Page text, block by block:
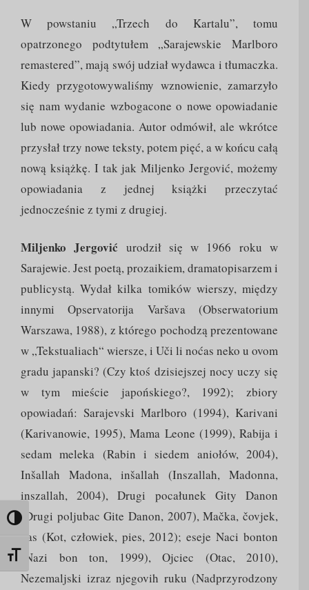
Toggle High Contrast
Toggle Font size
W powstaniu „Trzech do Kartalu”, tomu
opatrzonego podtytułem „Sarajewskie Marlboro
remastered”, mają swój udział wydawca i tłumaczka.
Kiedy przygotowywaliśmy wznowienie, zamarzyło
się nam wydanie wzbogacone o nowe opowiadanie
lub nowe opowiadania. Autor odmówił, ale wkrótce
przysłał trzy nowe teksty, potem pięć, a w końcu całą
nową książkę. I tak jak Miljenko Jergović, możemy
opowiadania z jednej książki przeczytać
jednocześnie z tymi z drugiej.
Miljenko Jergović urodził się w 1966 roku w
Sarajewie. Jest poetą, prozaikiem, dramatopisarzem i
publicystą. Wydał kilka tomików wierszy, między
innymi Opservatorija Varšava (Obserwatorium
Warszawa, 1988), z którego pochodzą prezentowane
w „Tekstualiach“ wiersze, i Uči li noćas neko u ovom
gradu japanski? (Czy ktoś dzisiejszej nocy uczy się
w tym mieście japońskiego?, 1992); zbiory
opowiadań: Sarajevski Marlboro (1994), Karivani
(Karivanowie, 1995), Mama Leone (1999), Rabija i
sedam meleka (Rabin i siedem aniołów, 2004),
Inšallah Madona, inšallah (Inszallah, Madonna,
inszallah, 2004), Drugi pocałunek Gity Danon
(Drugi poljubac Gite Danon, 2007), Mačka, čovjek,
pas (Kot, człowiek, pies, 2012); eseje Naci bonton
(Nazi bon ton, 1999), Ojciec (Otac, 2010),
Nezemaljski izraz njegovih ruku (Nadprzyrodzony